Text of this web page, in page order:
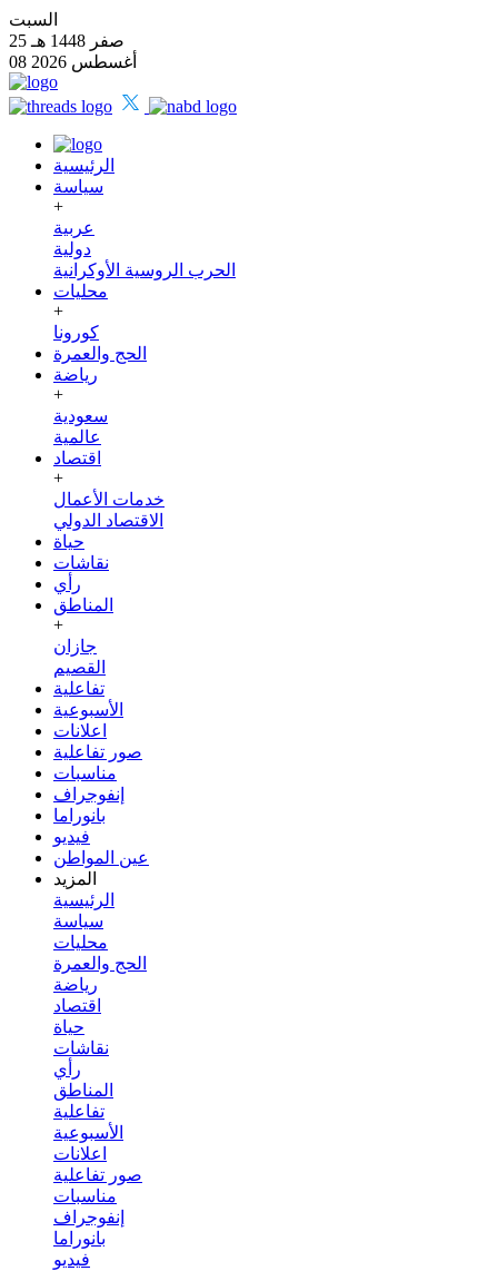
السبت
25 صفر 1448 هـ
08 أغسطس 2026
الرئيسية
سياسة
+
عربية
دولية
الحرب الروسية الأوكرانية
محليات
+
كورونا
الحج والعمرة
رياضة
+
سعودية
عالمية
اقتصاد
+
خدمات الأعمال
الاقتصاد الدولي
حياة
نقاشات
رأي
المناطق
+
جازان
القصيم
تفاعلية
الأسبوعية
اعلانات
صور تفاعلية
مناسبات
إنفوجراف
بانوراما
فيديو
عين المواطن
المزيد
الرئيسية
سياسة
محليات
الحج والعمرة
رياضة
اقتصاد
حياة
نقاشات
رأي
المناطق
تفاعلية
الأسبوعية
اعلانات
صور تفاعلية
مناسبات
إنفوجراف
بانوراما
فيديو